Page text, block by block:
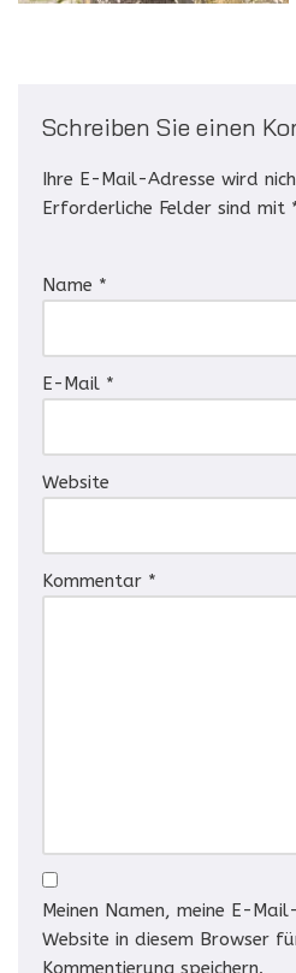
Schreiben Sie einen
Ihre E-Mail-Adresse wird
Erforderliche Felder sind mit
Name *
E-Mail *
Website
Kommentar *
Meinen Namen, meine E-
Website in diesem Browser
Kommentierung speichern.